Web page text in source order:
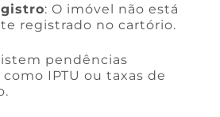
: O imóvel não está
registrado no cartório.
pendências
IPTU ou taxas de